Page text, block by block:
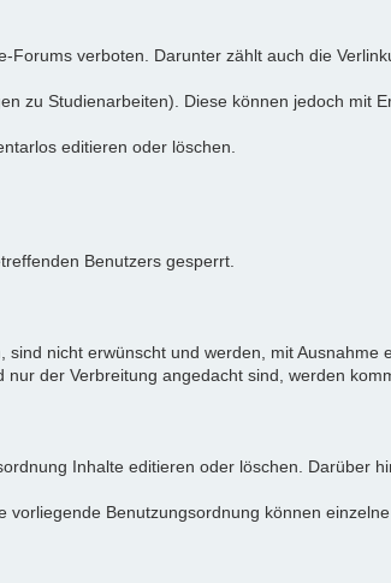
verboten. Darunter zählt auch die
zu Studienarbeiten). Diese können jedoch mit
editieren oder löschen.
Benutzers gesperrt.
nicht erwünscht und werden, mit Ausnahme
der Verbreitung angedacht sind, werden
Inhalte editieren oder löschen. Darüber
Benutzungsordnung können